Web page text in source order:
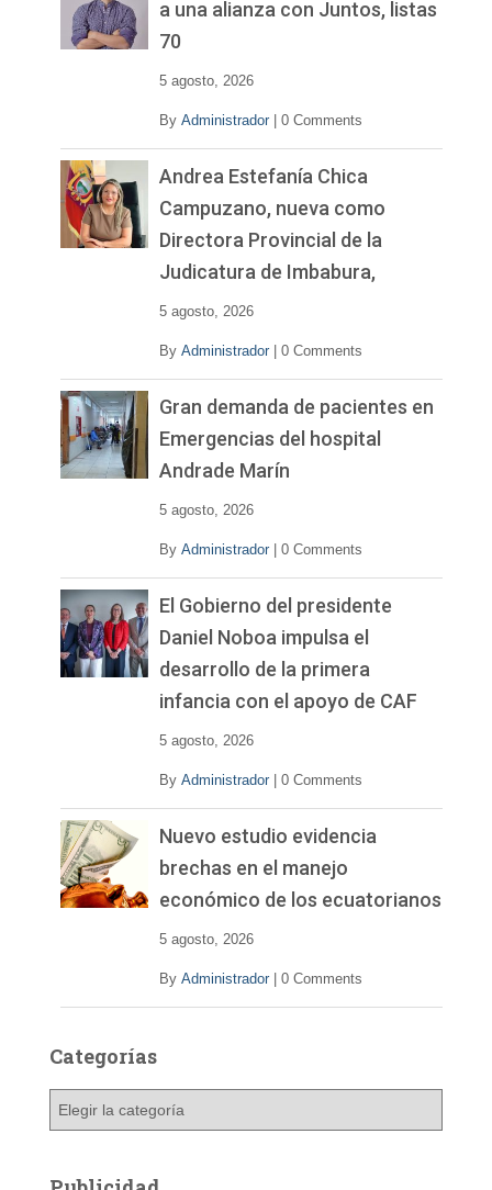
a una alianza con Juntos, listas
70
5 agosto, 2026
By Administrador 0 Comments
Andrea Estefanía Chica
Campuzano, nueva como
Directora Provincial de la
Judicatura de Imbabura,
5 agosto, 2026
By Administrador 0 Comments
Gran demanda de pacientes en
Emergencias del hospital
Andrade Marín
5 agosto, 2026
By Administrador 0 Comments
El Gobierno del presidente
Daniel Noboa impulsa el
desarrollo de la primera
infancia con el apoyo de CAF
5 agosto, 2026
By Administrador 0 Comments
Nuevo estudio evidencia
brechas en el manejo
económico de los ecuatorianos
5 agosto, 2026
By Administrador 0 Comments
Categorías